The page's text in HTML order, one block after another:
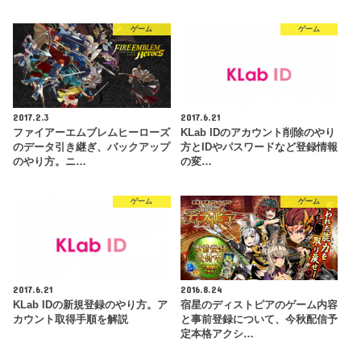
ゲーム
2017.2.3
ファイアーエムブレムヒーローズ
のデータ引き継ぎ、バックアップ
のやり方。ニ…
ゲーム
2017.6.21
KLab IDのアカウント削除のやり
方とIDやパスワードなど登録情報
の変…
ゲーム
2017.6.21
KLab IDの新規登録のやり方。ア
カウント取得手順を解説
ゲーム
2016.8.24
宿星のディストピアのゲーム内容
と事前登録について、今秋配信予
定本格アクシ…